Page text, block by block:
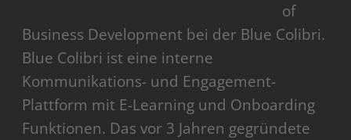
of
Business Development bei der Blue Colibri.
Blue Colibri ist eine interne
Kommunikations- und Engagement-
Plattform mit E-Learning und Onboarding
Funktionen. Das vor 3 Jahren gegründete